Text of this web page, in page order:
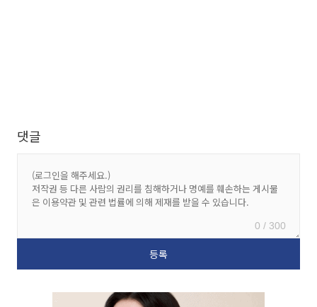
댓글
0 / 300